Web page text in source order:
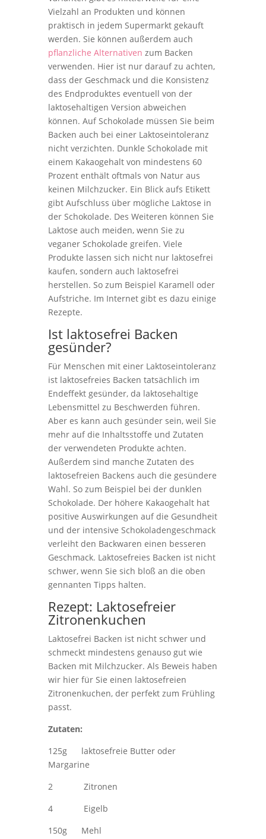
Vielzahl an Produkten und können
praktisch in jedem Supermarkt gekauft
werden. Sie können außerdem auch
pflanzliche Alternativen zum Backen
verwenden. Hier ist nur darauf zu achten,
dass der Geschmack und die Konsistenz
des Endproduktes eventuell von der
laktosehaltigen Version abweichen
können. Auf Schokolade müssen Sie beim
Backen auch bei einer Laktoseintoleranz
nicht verzichten. Dunkle Schokolade mit
einem Kakaogehalt von mindestens 60
Prozent enthält oftmals von Natur aus
keinen Milchzucker. Ein Blick aufs Etikett
gibt Aufschluss über mögliche Laktose in
der Schokolade. Des Weiteren können Sie
Laktose auch meiden, wenn Sie zu
veganer Schokolade greifen. Viele
Produkte lassen sich nicht nur laktosefrei
kaufen, sondern auch laktosefrei
herstellen. So zum Beispiel Karamell oder
Aufstriche. Im Internet gibt es dazu einige
Rezepte.
Ist laktosefrei Backen
gesünder?
Für Menschen mit einer Laktoseintoleranz
ist laktosefreies Backen tatsächlich im
Endeffekt gesünder, da laktosehaltige
Lebensmittel zu Beschwerden führen.
Aber es kann auch gesünder sein, weil Sie
mehr auf die Inhaltsstoffe und Zutaten
der verwendeten Produkte achten.
Außerdem sind manche Zutaten des
laktosefreien Backens auch die gesündere
Wahl. So zum Beispiel bei der dunklen
Schokolade. Der höhere Kakaogehalt hat
positive Auswirkungen auf die Gesundheit
und der intensive Schokoladengeschmack
verleiht den Backwaren einen besseren
Geschmack. Laktosefreies Backen ist nicht
schwer, wenn Sie sich bloß an die oben
gennanten Tipps halten.
Rezept: Laktosefreier
Zitronenkuchen
Laktosefrei Backen ist nicht schwer und
schmeckt mindestens genauso gut wie
Backen mit Milchzucker. Als Beweis haben
wir hier für Sie einen laktosefreien
Zitronenkuchen, der perfekt zum Frühling
passt.
Zutaten:
125g laktosefreie Butter oder
Margarine
2 Zitronen
4 Eigelb
150g Mehl